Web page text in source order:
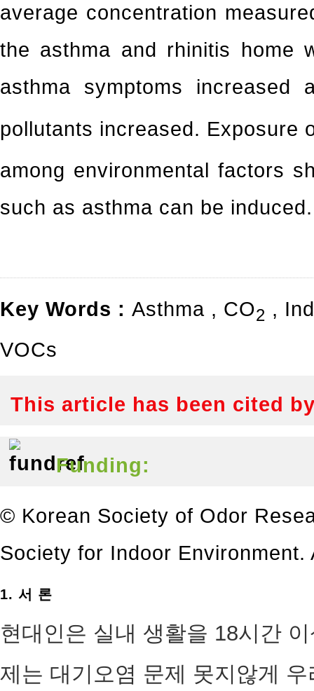
average concentration
the asthma and rhinitis home
asthma symptoms increased
pollutants increased. Exposure
among environmental factors
such as asthma can be induced.
Key Words : Asthma , CO2 ,
VOCs
This article has been cited
Funding:
© Korean Society of Odor
Society for Indoor
1. 서 론
현대인은 실내 생활을 18시간
제는 대기오염 문제 못지않게